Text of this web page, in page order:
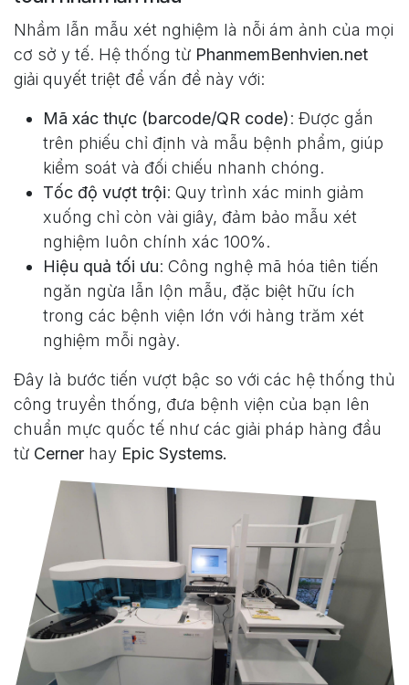
Nhầm lẫn mẫu xét nghiệm là nỗi ám ảnh của mọi
cơ sở y tế. Hệ thống từ PhanmemBenhvien.net
giải quyết triệt để vấn đề này với:
Mã xác thực (barcode/QR code): Được gắn
trên phiếu chỉ định và mẫu bệnh phẩm, giúp
kiểm soát và đối chiếu nhanh chóng.
Tốc độ vượt trội: Quy trình xác minh giảm
xuống chỉ còn vài giây, đảm bảo mẫu xét
nghiệm luôn chính xác 100%.
Hiệu quả tối ưu: Công nghệ mã hóa tiên tiến
ngăn ngừa lẫn lộn mẫu, đặc biệt hữu ích
trong các bệnh viện lớn với hàng trăm xét
nghiệm mỗi ngày.
Đây là bước tiến vượt bậc so với các hệ thống thủ
công truyền thống, đưa bệnh viện của bạn lên
chuẩn mực quốc tế như các giải pháp hàng đầu
từ Cerner hay Epic Systems.